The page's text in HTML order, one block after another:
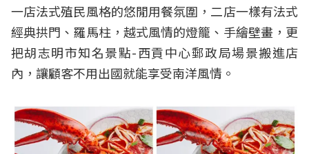
一店法式殖民風格的悠閒用餐氛圍，二店一樣有法式
經典拱門、羅馬柱，越式風情的燈籠、手繪壁畫，更
把胡志明市知名景點-西貢中心郵政局場景搬進店
內，讓顧客不用出國就能享受南洋風情。